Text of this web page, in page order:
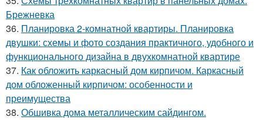
Брежневка
36. Планировка 2-комнатной квартиры. Планировка
двушки: схемы и фото создания практичного, удобного и
функционального дизайна в двухкомнатной квартире
37. Как обложить каркасный дом кирпичом. Каркасный
дом обложенный кирпичом: особенности и
преимущества
38. Обшивка дома металлическим сайдингом.